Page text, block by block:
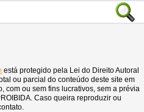
está protegido pela Lei do Direito Autoral
ou parcial do conteúdo deste site em
com ou sem fins lucrativos, sem a prévia
Caso queira reproduzir ou